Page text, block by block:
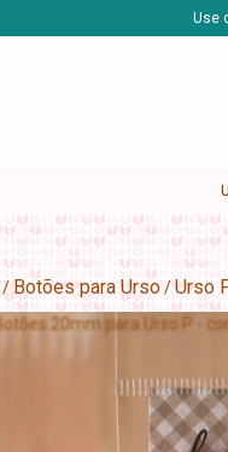
Use
/Botões para Urso/Urso